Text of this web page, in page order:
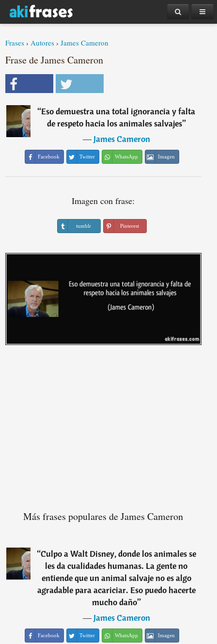
Frases ›Autores ›James Cameron
Frase de James Cameron
“Eso demuestra una total ignorancia y falta
de respeto hacia los animales salvajes”
―James Cameron
Facebook Twitter WhatsApp Imagen
Imagen con frase:
tumblr Pinterest
Más frases populares de James Cameron
“Culpo a Walt Disney, donde los animales se
les da cualidades humanas. La gente no
entiende que un animal salvaje no es algo
agradable para acariciar. Eso puedo hacerte
mucho daño”
―James Cameron
Facebook Twitter WhatsApp Imagen